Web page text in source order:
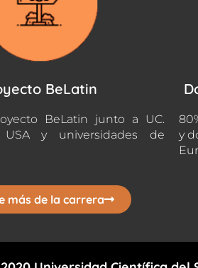
BeLatin
BeLatin junto a UC.
y universidades de
y
más de la carrera